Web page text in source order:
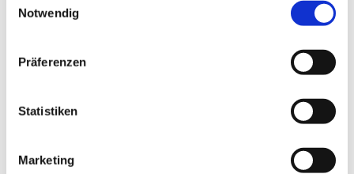
Notwendig
Präferenzen
Statistiken
Marketing
Dies könnte Sie auch